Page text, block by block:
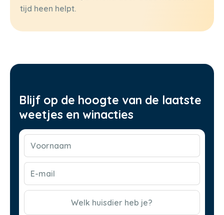
tijd heen helpt.
Blijf op de hoogte van de laatste
weetjes en winacties
(Vereist)
Welk huisdier heb je?